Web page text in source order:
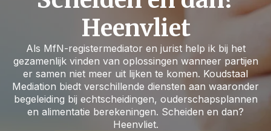
Heenvliet
Als MfN-registermediator en jurist help ik bij het
gezamenlijk vinden van oplossingen wanneer partijen
er samen niet meer uit lijken te komen. Koudstaal
Mediation biedt verschillende diensten aan waaronder
begeleiding bij echtscheidingen, ouderschapsplannen
en alimentatie berekeningen. Scheiden en dan?
Heenvliet.